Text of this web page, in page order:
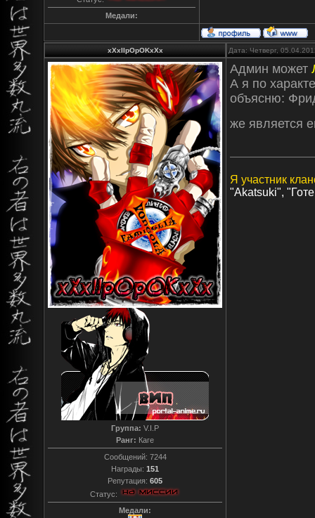
Медали:
xXxIIpOpOKxXx Дата: Четверг,
Группа: V.I.P
Ранг: Каге
Сообщений: 7244
Награды: 151
Репутация: 605
Статус:
Медали:
Админ может
А я по
объясню:
же является
Я участник
"Akatsuki",